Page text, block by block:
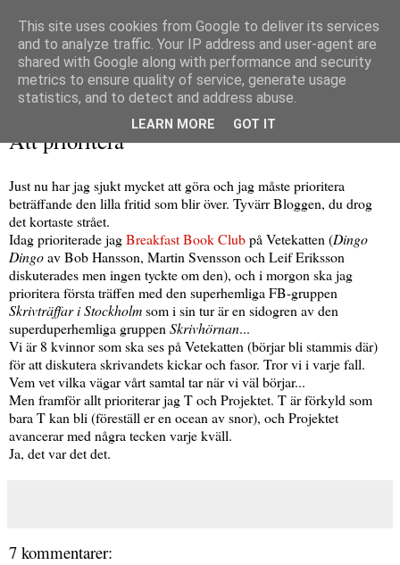
Att prioritera
Just nu har jag sjukt mycket att göra och jag måste prioritera
beträffande den lilla fritid som blir över. Tyvärr Bloggen, du drog
det kortaste strået.
Idag prioriterade jagBreakfast Book Clubpå Vetekatten (Dingo
Dingoav Bob Hansson, Martin Svensson och Leif Eriksson
diskuterades men ingen tyckte om den), och i morgon ska jag
prioritera första träffen med den superhemliga FB-gruppen
Skrivträffar i Stockholmsom i sin tur är en sidogren av den
superduperhemliga gruppen Skrivhörnan...
Vi är 8 kvinnor som ska ses på Vetekatten (börjar bli stammis där)
för att diskutera skrivandets kickar och fasor. Tror vi i varje fall.
Vem vet vilka vägar vårt samtal tar när vi väl börjar...
Men framför allt prioriterar jag T och Projektet. T är förkyld som
bara T kan bli (föreställ er en ocean av snor), och Projektet
avancerar med några tecken varje kväll.
Ja, det var det det.
7 kommentarer:
This site uses cookies from Google to deliver its services
and to analyze traffic. Your IP address and user-agent are
shared with Google along with performance and security
metrics to ensure quality of service, generate usage
statistics, and to detect and address abuse.
LEARN MORE GOT IT